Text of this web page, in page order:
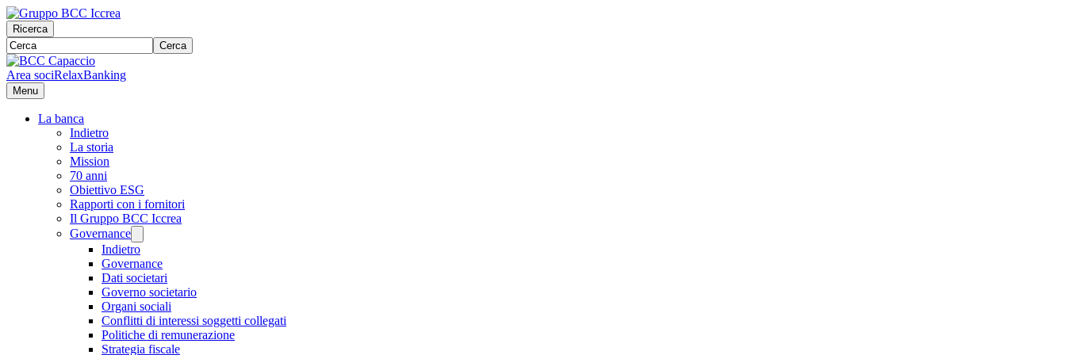
Ricerca
Cerca
Area sociRelaxBanking
Menu
La banca
Indietro
La storia
Mission
70 anni
Obiettivo ESG
Rapporti con i fornitori
Il Gruppo BCC Iccrea
Governance
Indietro
Governance
Dati societari
Governo societario
Organi sociali
Conflitti di interessi soggetti collegati
Politiche di remunerazione
Strategia fiscale